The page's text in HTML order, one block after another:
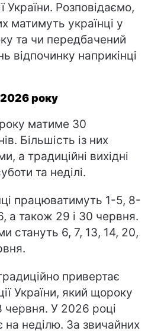
України. Розповідаємо,
матимуть українці у
та чи передбачений
відпочинку наприкінці
2026 року
матиме 30
Більшість із них
а традиційні вихідні
та неділі.
працюватимуть 1-5, 8-
а також 29 і 30 червня.
стануть 6, 7, 13, 14, 20,
привертає
України, який щороку
червня. У 2026 році
на неділю. За звичайних